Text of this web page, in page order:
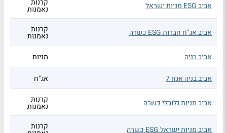
אביב ESG מניות ישראל קרנות
נאמנות
אביב אג"ח חברות ESG כשרה קרנות
נאמנות
אביב בניה
מניות
אביב בניה אגח 7 אג"ח
אביב מניות גלובלי כשרה קרנות
נאמנות
אביב מניות ישראל ESG כשרה קרנות